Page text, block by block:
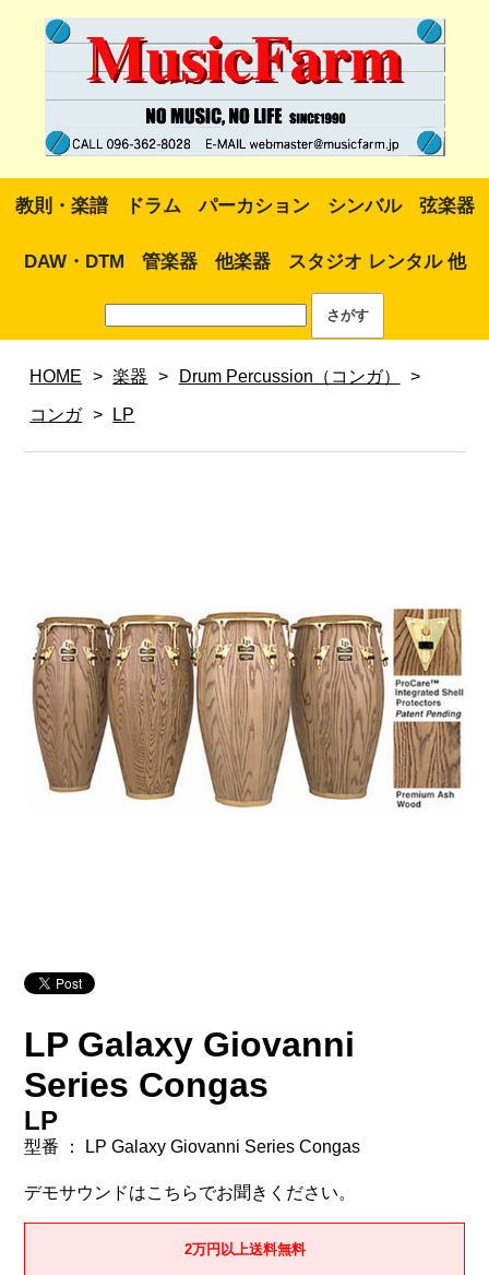
教則・楽譜 ドラム パーカション シンバル 弦楽器
DAW・DTM 管楽器 他楽器 スタジオ レンタル 他
HOME > 楽器 > Drum Percussion（コンガ） >
コンガ > LP
LP Galaxy Giovanni
Series Congas
LP
型番 ： LP Galaxy Giovanni Series Congas
デモサウンドはこちらでお聞きください。
2万円以上送料無料